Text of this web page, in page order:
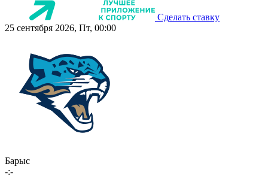
Сделать ставку
25 сентября 2026, Пт, 00:00
Барыс
-:-